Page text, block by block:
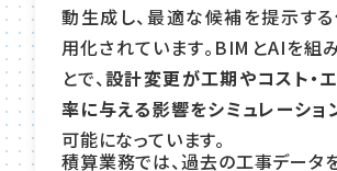
動生成し、最適な候補を提示す
用化されています。BIMとAIを組
とで、設計変更が工期やコスト・
率に与える影響をシミュレーショ
可能になっています。
積算業務では、過去の工事データ